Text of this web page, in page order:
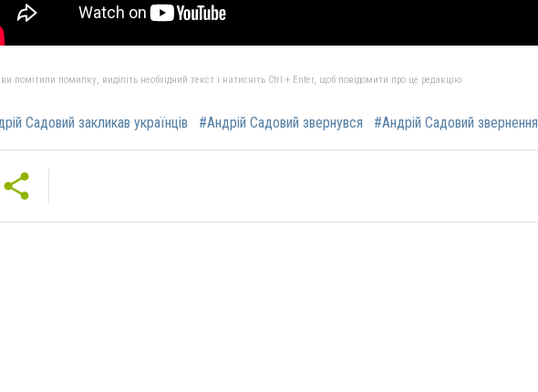
помітили помилку, виділіть необхідний текст і натисніть Ctrl + Enter, щоб повідомити про це редакцію
Садовий закликав українців #Андрій Садовий звернувся #Андрій Садовий звернення